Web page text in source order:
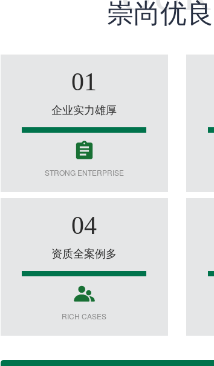
崇尚优
01
企业实力雄厚
STRONG ENTERPRISE
04
资质全案例多
RICH CASES